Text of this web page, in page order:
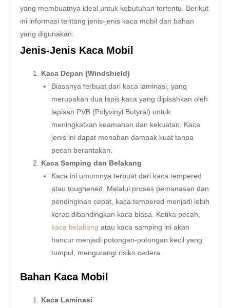
yang membuatnya ideal untuk kebutuhan tertentu. Berikut
ini informasi tentang jenis-jenis kaca mobil dan bahan
yang digunakan:
Jenis-Jenis Kaca Mobil
Kaca Depan (Windshield)
Biasanya terbuat dari kaca laminasi, yang
merupakan dua lapis kaca yang dipisahkan oleh
lapisan PVB (Polyvinyl Butyral) untuk
meningkatkan keamanan dan kekuatan. Kaca
jenis ini dapat menahan dampak kuat tanpa
pecah berantakan.
Kaca Samping dan Belakang
Kaca ini umumnya terbuat dari kaca tempered
atau toughened. Melalui proses pemanasan dan
pendinginan cepat, kaca tempered menjadi lebih
keras dibandingkan kaca biasa. Ketika pecah,
kaca belakang atau kaca samping ini akan
hancur menjadi potongan-potongan kecil yang
tumpul, mengurangi risiko cedera.
Bahan Kaca Mobil
Kaca Laminasi